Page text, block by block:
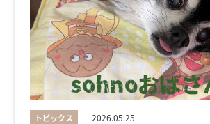
トピックス 2026.05.25